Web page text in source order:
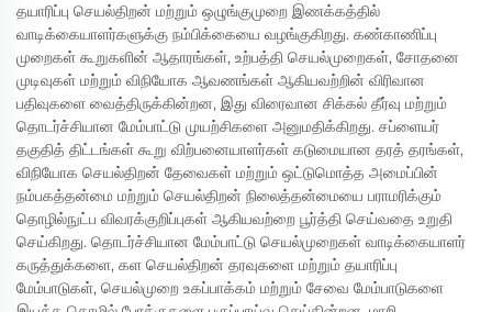
தயாரிப்பு செயல்திறன் மற்றும் ஒழுங்குமுறை இணக்கத்தில்
வாடிக்கையாளர்களுக்கு நம்பிக்கையை வழங்குகிறது. கண்காணிப்பு
முறைகள் கூறுகளின் ஆதாரங்கள், உற்பத்தி செயல்முறைகள், சோதனை
முடிவுகள் மற்றும் விநியோக ஆவணங்கள் ஆகியவற்றின் விரிவான
பதிவுகளை வைத்திருக்கின்றன, இது விரைவான சிக்கல் தீர்வு மற்றும்
தொடர்ச்சியான மேம்பாட்டு முயற்சிகளை அனுமதிக்கிறது. சப்ளையர்
தகுதித் திட்டங்கள் கூறு விற்பனையாளர்கள் கடுமையான தரத் தரங்கள்,
விநியோக செயல்திறன் தேவைகள் மற்றும் ஒட்டுமொத்த அமைப்பின்
நம்பகத்தன்மை மற்றும் செயல்திறன் நிலைத்தன்மையை பராமரிக்கும்
தொழில்நுட்ப விவரக்குறிப்புகள் ஆகியவற்றை பூர்த்தி செய்வதை உறுதி
செய்கிறது. தொடர்ச்சியான மேம்பாட்டு செயல்முறைகள் வாடிக்கையாளர்
கருத்துக்களை, கள செயல்திறன் தரவுகளை மற்றும் தயாரிப்பு
மேம்பாடுகள், செயல்முறை உகப்பாக்கம் மற்றும் சேவை மேம்பாடுகளை